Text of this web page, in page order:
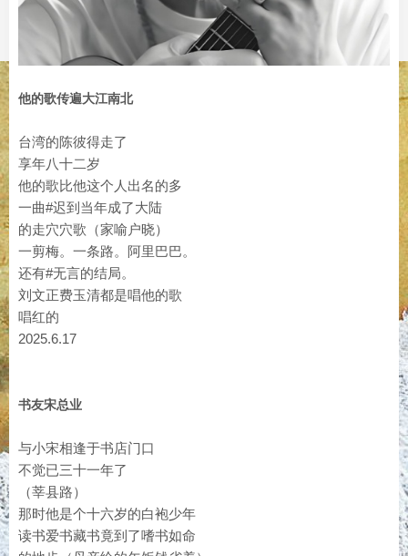
他的歌传遍大江南北
台湾的陈彼得走了
享年八十二岁
他的歌比他这个人出名的多
一曲#迟到当年成了大陆
的走穴穴歌（家喻户晓）
一剪梅。一条路。阿里巴巴。
还有#无言的结局。
刘文正费玉清都是唱他的歌
唱红的
2025.6.17
书友宋总业
与小宋相逢于书店门口
不觉已三十一年了
（莘县路）
那时他是个十六岁的白袍少年
读书爱书藏书竟到了嗜书如命